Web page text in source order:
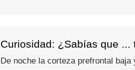
Curiosidad: ¿Sabías que
De noche la corteza prefrontal